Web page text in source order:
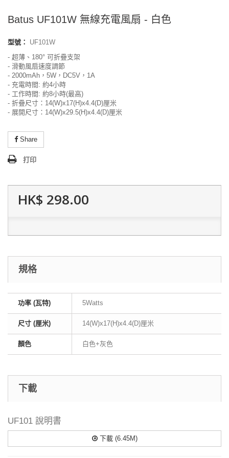
Batus UF101W 無線充電風扇 - 白色
型號：
UF101W
- 超薄、180° 可折疊支架
- 滑動風扇速度調節
- 2000mAh，5W，DC5V，1A
- 充電時間: 約4小時
- 工作時間: 約8小時(最高)
- 折疊尺寸：14(W)x17(H)x4.4(D)厘米
- 展開尺寸：14(W)x29.5(H)x4.4(D)厘米
Share
打印
HK$ 298.00
規格
功率 (瓦特) 5Watts
尺寸 (厘米) 14(W)x17(H)x4.4(D)厘米
顏色 白色+灰色
下載
UF101 說明書
下載 (6.45M)